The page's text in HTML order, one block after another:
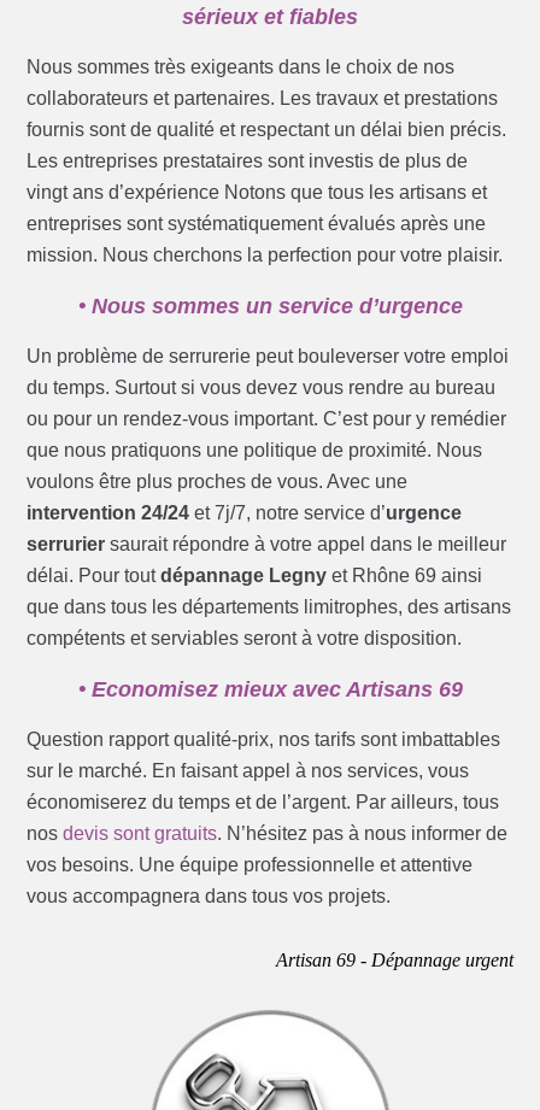
sérieux et fiables
Nous sommes très exigeants dans le choix de nos
collaborateurs et partenaires. Les travaux et prestations
fournis sont de qualité et respectant un délai bien précis.
Les entreprises prestataires sont investis de plus de
vingt ans d’expérience Notons que tous les artisans et
entreprises sont systématiquement évalués après une
mission. Nous cherchons la perfection pour votre plaisir.
• Nous sommes un service d’urgence
Un problème de serrurerie peut bouleverser votre emploi
du temps. Surtout si vous devez vous rendre au bureau
ou pour un rendez-vous important. C’est pour y remédier
que nous pratiquons une politique de proximité. Nous
voulons être plus proches de vous. Avec une
intervention 24/24 et 7j/7, notre service d’urgence
serrurier saurait répondre à votre appel dans le meilleur
délai. Pour toutdépannage Legny et Rhône 69 ainsi
que dans tous les départements limitrophes, des artisans
compétents et serviables seront à votre disposition.
• Economisez mieux avec Artisans 69
Question rapport qualité-prix, nos tarifs sont imbattables
sur le marché. En faisant appel à nos services, vous
économiserez du temps et de l’argent. Par ailleurs, tous
nosdevis sont gratuits. N’hésitez pas à nous informer de
vos besoins. Une équipe professionnelle et attentive
vous accompagnera dans tous vos projets.
Artisan 69 - Dépannage urgent